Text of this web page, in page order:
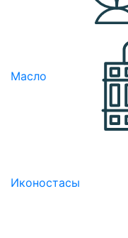
Масло
Иконостасы